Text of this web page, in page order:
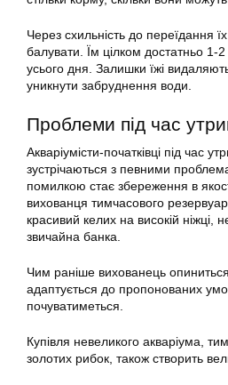
Через схильність до переїдання
балувати. Їм цілком достатньо 1-
усього дня. Залишки їжі
уникнути забруднення води.
Проблеми під час
Акваріумісти-початківці під час
зустрічаються з певними
помилкою стає збереження в
вихованця тимчасового
красивий келих на високій ніжці,
звичайна банка.
Чим раніше вихованець
адаптується до пропонованих
почуватиметься.
Купівля невеликого акваріума,
золотих рибок, також створить